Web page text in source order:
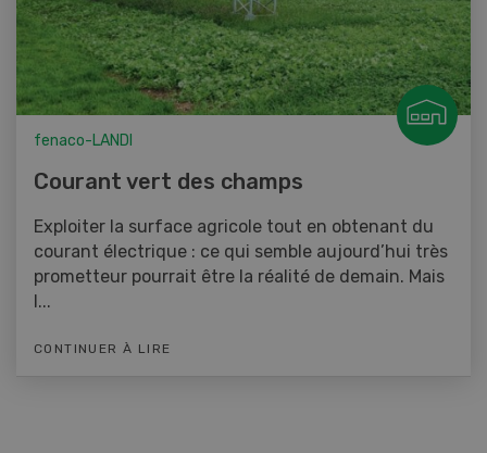
fenaco-LANDI
Courant vert des champs
Exploiter la surface agricole tout en obtenant du
courant électrique : ce qui semble aujourd’hui très
prometteur pourrait être la réalité de demain. Mais
l...
CONTINUER À LIRE